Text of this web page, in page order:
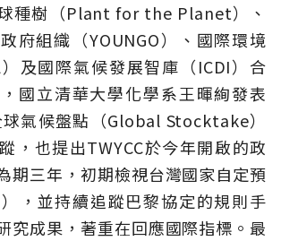
種樹（Plant for the Planet）、
府組織（YOUNGO）、國際環境
及國際氣候發展智庫（ICDI）合
國立清華大學化學系王暉絢發表
球氣候盤點（Global Stocktake）
，也提出TWYCC於今年開啟的政
期三年，初期檢視台灣國家自定預
，並持續追蹤巴黎協定的規則手
究成果，著重在回應國際指標。最